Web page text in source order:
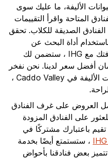
الأليفة، ما عليك سوى
المتاحة واقرأ التقييمات
الصديقة للكلاب. تحقق
أداة البحث عن
الفنادق من IHG. عندما تحجز غرفتك مع IHG ، ستضمن لك
أفضل سعر لدينا. نحن نفخر
بامتلاكنا 4 فنادق تستقبل الحيوانات الأليفة في Caddo Valley ،
العروض على غرف الفنادق
على الفنادق المزودة
تقيم باعتبارك مشتركًا في
، ستستمتع أيضًا بخدمة
بعض فنادقنا بأحواض